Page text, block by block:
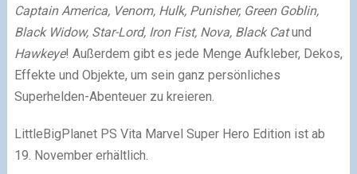
Captain America, Venom, Hulk, Punisher, Green Goblin,
Black Widow, Star-Lord, Iron Fist, Nova, Black Catund
Hawkeye! Außerdem gibt es jede Menge Aufkleber, Dekos,
Effekte und Objekte, um sein ganz persönliches
Superhelden-Abenteuer zu kreieren.
LittleBigPlanet PS Vita Marvel Super Hero Edition ist ab
19. November erhältlich.